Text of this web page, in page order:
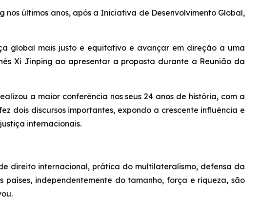
últimos anos, após a Iniciativa de Desenvolvimento Global,
global mais justo e equitativo e avançar em direção a uma
Xi Jinping ao apresentar a proposta durante a Reunião da
a maior conferência nos seus 24 anos de história, com a
dois discursos importantes, expondo a crescente influência e
internacionais.
direito internacional, prática do multilateralismo, defensa da
independentemente do tamanho, força e riqueza, são